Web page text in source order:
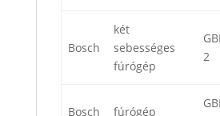
Bosch
két
sebességes
fúrógép
2
Bosch fúrógép